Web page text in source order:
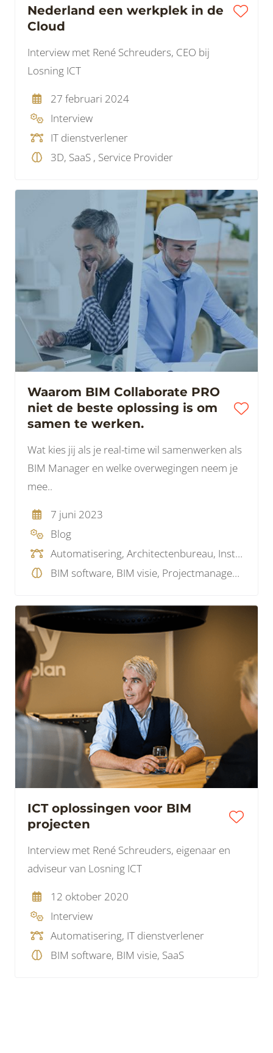
Nederland een werkplek in de
Cloud
Interview met René Schreuders, CEO bij
Losning ICT
27 februari 2024
Interview
IT dienstverlener
3D, SaaS , Service Provider
Waarom BIM Collaborate PRO
niet de beste oplossing is om
samen te werken.
Wat kies jij als je real-time wil samenwerken als
BIM Manager en welke overwegingen neem je
mee..
7 juni 2023
Blog
Automatisering, Architectenbureau, Installatiebureau, IT dienstverlener, Softwareleverancier
BIM software, BIM visie, Projectmanagement, Service Provider, Visualisatie
ICT oplossingen voor BIM
projecten
Interview met René Schreuders, eigenaar en
adviseur van Losning ICT
12 oktober 2020
Interview
Automatisering, IT dienstverlener
BIM software, BIM visie, SaaS